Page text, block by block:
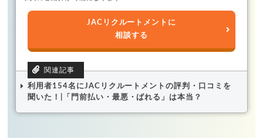
JACリクルートメントに
相談する
利用者154名にJACリクルートメントの評判・口コミを
聞いた！|「門前払い・最悪・ばれる」は本当？